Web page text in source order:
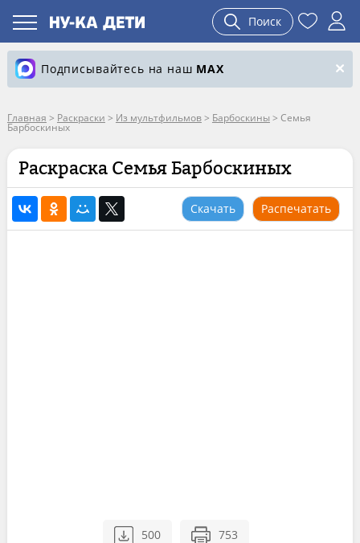
Поиск
Подписывайтесь на наш MAX
Главная > Раскраски > Из мультфильмов> Барбоскины > Семья
Барбоскиных
Раскраска Семья Барбоскиных
Скачать Распечатать
500 753